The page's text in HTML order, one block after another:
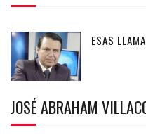
ESAS
JOSÉ ABRAHAM